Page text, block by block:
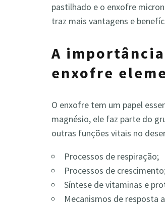
pastilhado e o enxofre
traz mais vantagens e
A
enxofre
O enxofre tem um papel
magnésio, ele faz parte do
outras funções vitais no
Processos de respiração;
Processos de
Síntese de vitaminas e
Mecanismos de resposta